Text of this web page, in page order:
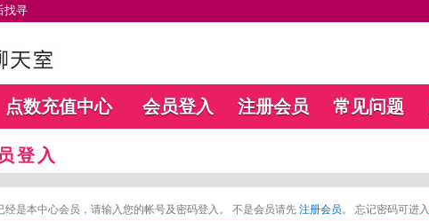
找寻
点数充值中心 会员登入 注册会员 常见问题
登入
经是本中心会员，请输入您的帐号及密码登入。 不是会员请先 注册会员。 忘记密码可进入